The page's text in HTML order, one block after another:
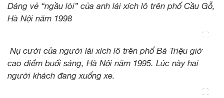
Dáng vẻ “ngầu lòi” của anh lái xích lô trên phố Cầu Gỗ,
Hà Nội năm 1998
Nụ cười của người lái xích lô trên phố Bà Triệu giờ
cao điểm buổi sáng, Hà Nội năm 1995. Lúc này hai
người khách đang xuống xe.